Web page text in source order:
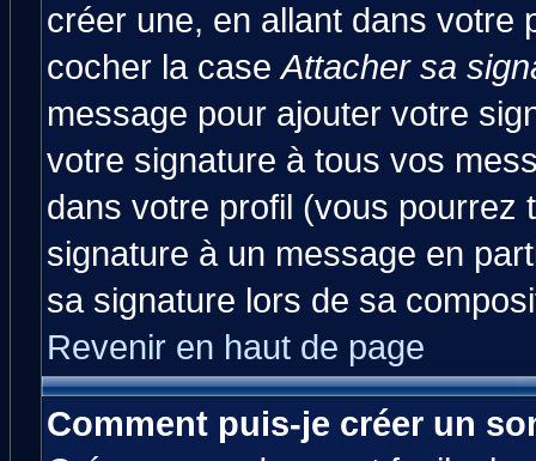
créer une, en allant dans votre
cocher la caseAttacher sa
message pour ajouter votre
votre signature à tous vos
dans votre profil (vous pourrez
signature à un message en
sa signature lors de sa
Revenir en haut de page
Comment puis-je créer un